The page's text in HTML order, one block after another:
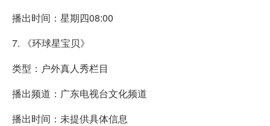
播出时间：星期四08:00
7. 《环球星宝贝》
类型：户外真人秀栏目
播出频道：广东电视台文化频道
播出时间：未提供具体信息